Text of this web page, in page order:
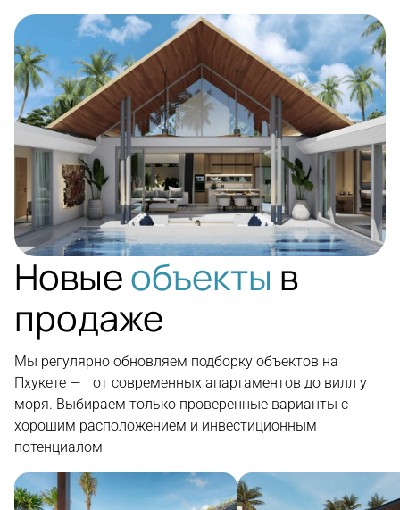
Новыеобъекты в
продаже
Мы регулярно обновляем подборку объектов на
Пхукете — от современных апартаментов до вилл у
моря. Выбираем только проверенные варианты с
хорошим расположением и инвестиционным
потенциалом